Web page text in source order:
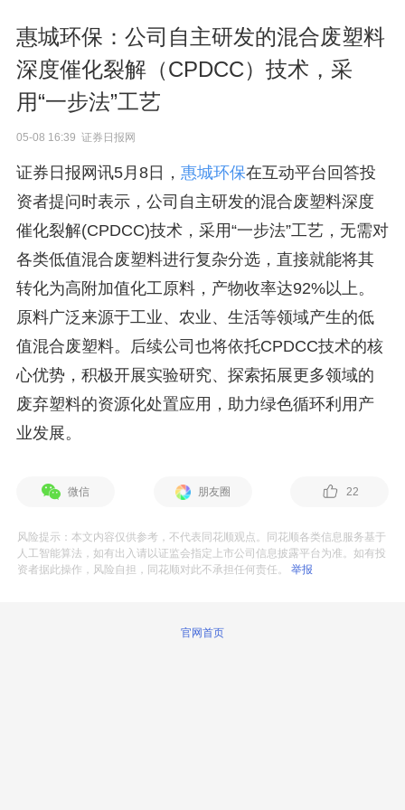
惠城环保：公司自主研发的混合废塑料
深度催化裂解（CPDCC）技术，采
用“一步法”工艺
05-08 16:39 证券日报网
证券日报网讯5月8日， 惠城环保在互动平台回答投
资者提问时表示，公司自主研发的混合废塑料深度
催化裂解(CPDCC)技术，采用“一步法”工艺，无需对
各类低值混合废塑料进行复杂分选，直接就能将其
转化为高附加值化工原料，产物收率达92%以上。
原料广泛来源于工业、农业、生活等领域产生的低
值混合废塑料。后续公司也将依托CPDCC技术的核
心优势，积极开展实验研究、探索拓展更多领域的
废弃塑料的资源化处置应用，助力绿色循环利用产
业发展。
微信 朋友圈 22
风险提示：本文内容仅供参考，不代表同花顺观点。同花顺各类信息服务基于
人工智能算法，如有出入请以证监会指定上市公司信息披露平台为准。如有投
资者据此操作，风险自担，同花顺对此不承担任何责任。举报
官网首页